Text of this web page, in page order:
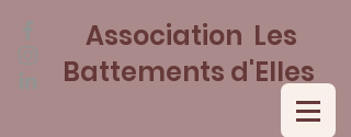
Association Les
Battements d'Elles